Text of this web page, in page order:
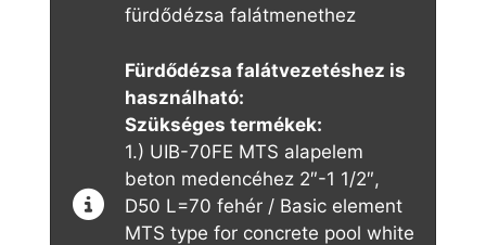
fürdődézsa falátmenethez
Fürdődézsa falátvezetéshez is
használható:
Szükséges termékek:
1.) UIB-70FE MTS alapelem
beton medencéhez 2″-1 1/2″,
D50 L=70 fehér / Basic element
MTS type for concrete pool white